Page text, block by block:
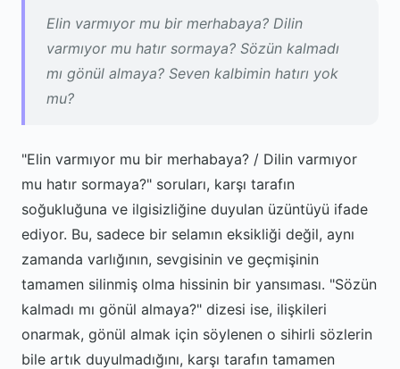
Elin varmıyor mu bir merhabaya? Dilin
varmıyor mu hatır sormaya? Sözün kalmadı
mı gönül almaya? Seven kalbimin hatırı yok
mu?
"Elin varmıyor mu bir merhabaya? / Dilin varmıyor
mu hatır sormaya?" soruları, karşı tarafın
soğukluğuna ve ilgisizliğine duyulan üzüntüyü ifade
ediyor. Bu, sadece bir selamın eksikliği değil, aynı
zamanda varlığının, sevgisinin ve geçmişinin
tamamen silinmiş olma hissinin bir yansıması. "Sözün
kalmadı mı gönül almaya?" dizesi ise, ilişkileri
onarmak, gönül almak için söylenen o sihirli sözlerin
bile artık duyulmadığını, karşı tarafın tamamen